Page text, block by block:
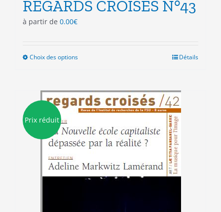
REGARDS CROISES N°43
à partir de 0.00€
Choix des optionsCe
plusieurs
variations.
Les
peuvent
être
sur
la
Détails
Prix réduit